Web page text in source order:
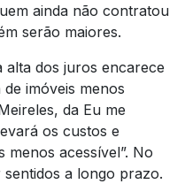
ainda não contratou
serão maiores.
alta dos juros encarece
imóveis menos
da Eu me
os custos e
menos acessível”. No
a longo prazo.